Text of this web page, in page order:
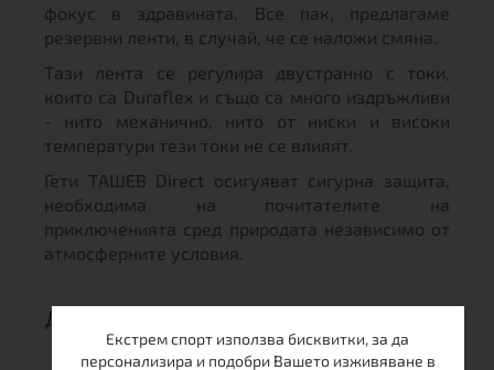
фокус в здравината. Все пак, предлагаме
резервни ленти, в случай, че се наложи смяна.
Тази лента се регулира двустранно с токи,
които са Duraflex и също са много издръжливи
- нито механично, нито от ниски и високи
температури тези токи не се влияят.
Гети ТАШЕВ Direct осигуяват сигурна защита,
необходима на почитателите на
приключенията сред природата независимо от
атмосферните условия.
ДОСТАВКА
Екстрем спорт използва бисквитки, за да
персонализира и подобри Вашето изживяване в